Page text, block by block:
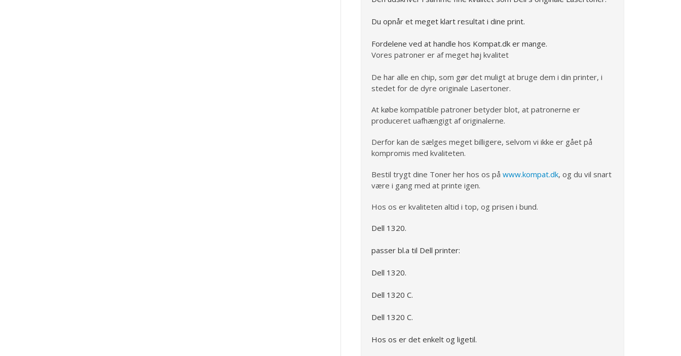
Du opnår et meget klart resultat i dine print.
Fordelene ved at handle hos Kompat.dk er mange.
Vores patroner er af meget høj kvalitet
De har alle en chip, som gør det muligt at bruge dem i din printer, i
stedet for de dyre originale Lasertoner.
At købe kompatible patroner betyder blot, at patronerne er
produceret uafhængigt af originalerne.
Derfor kan de sælges meget billigere, selvom vi ikke er gået på
kompromis med kvaliteten.
Bestil trygt dine Toner her hos os på www.kompat.dk, og du vil snart
være i gang med at printe igen.
Hos os er kvaliteten altid i top, og prisen i bund.
Dell 1320.
passer bl.a til Dell printer:
Dell 1320.
Dell 1320 C.
Dell 1320 C.
Hos os er det enkelt og ligetil.